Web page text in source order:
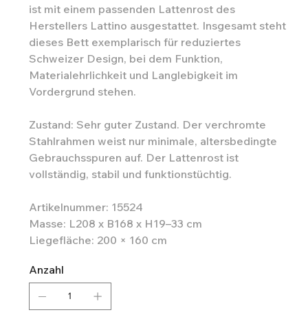
ist mit einem passenden Lattenrost des
Herstellers Lattino ausgestattet. Insgesamt steht
dieses Bett exemplarisch für reduziertes
Schweizer Design, bei dem Funktion,
Materialehrlichkeit und Langlebigkeit im
Vordergrund stehen.
Zustand: Sehr guter Zustand. Der verchromte
Stahlrahmen weist nur minimale, altersbedingte
Gebrauchsspuren auf. Der Lattenrost ist
vollständig, stabil und funktionstüchtig.
Artikelnummer: 15524
Masse: L208 x B168 x H19–33 cm
Liegefläche: 200 × 160 cm
Anzahl